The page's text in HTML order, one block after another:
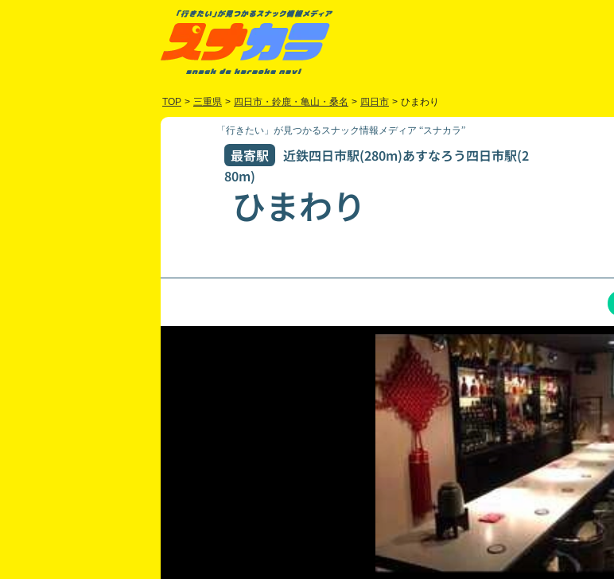
TOP > 三重県 > 四日市・鈴鹿・亀山・桑名 > 四日市 > ひまわり
「行きたい」が見つかるスナック情報メディア “スナカラ”
最寄駅
近鉄四日市駅(280m)あすなろう四日市駅(2
80m)
ひまわり